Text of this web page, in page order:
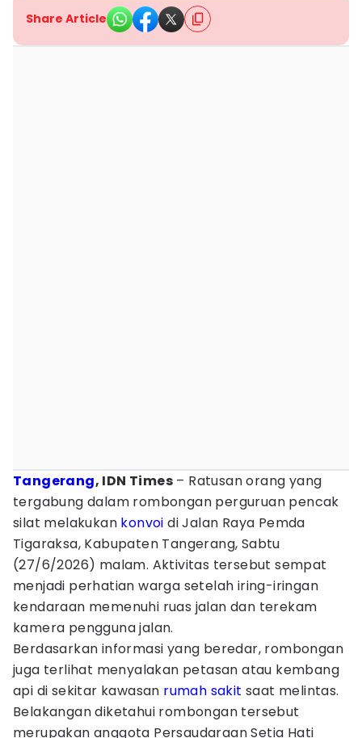
Share Article
Tangerang, IDN Times – Ratusan orang yang
tergabung dalam rombongan perguruan pencak
silat melakukan konvoi di Jalan Raya Pemda
Tigaraksa, Kabupaten Tangerang, Sabtu
(27/6/2026) malam. Aktivitas tersebut sempat
menjadi perhatian warga setelah iring-iringan
kendaraan memenuhi ruas jalan dan terekam
kamera pengguna jalan.
Berdasarkan informasi yang beredar, rombongan
juga terlihat menyalakan petasan atau kembang
api di sekitar kawasan rumah sakit saat melintas.
Belakangan diketahui rombongan tersebut
merupakan anggota Persaudaraan Setia Hati